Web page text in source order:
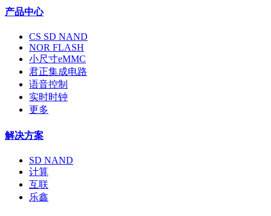
产品中心
CS SD NAND
NOR FLASH
小尺寸eMMC
君正集成电路
语音控制
实时时钟
更多
解决方案
SD NAND
计算
互联
乐鑫